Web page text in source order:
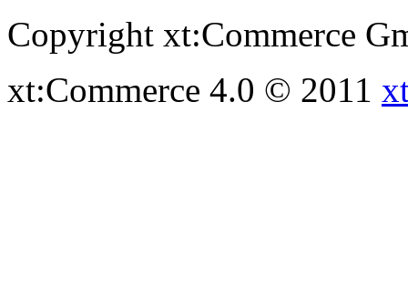
Copyright xt:Commerce
xt:Commerce 4.0 © 2011